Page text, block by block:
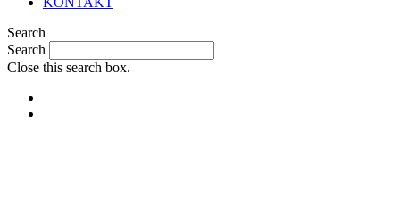
Search
Search
Close this search box.